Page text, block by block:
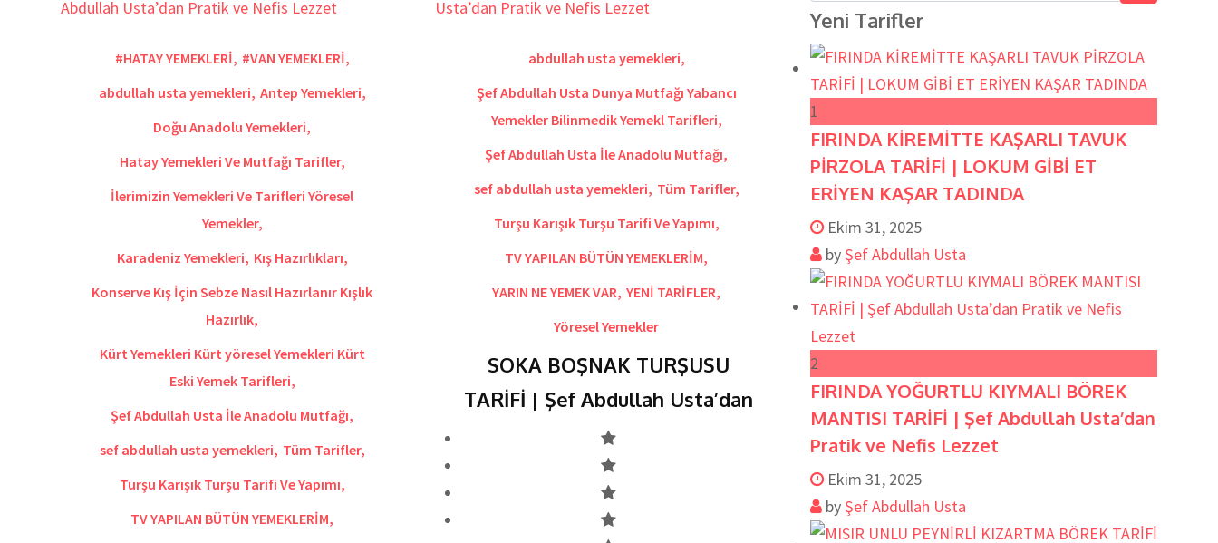
#HATAY YEMEKLERİ, #VAN YEMEKLERİ,
abdullah usta yemekleri, Antep Yemekleri,
Doğu Anadolu Yemekleri,
Hatay Yemekleri Ve Mutfağı Tarifler,
İlerimizin Yemekleri Ve Tarifleri Yöresel
Yemekler,
Karadeniz Yemekleri, Kış Hazırlıkları,
Konserve Kış İçin Sebze Nasıl Hazırlanır Kışlık
Hazırlık,
Kürt Yemekleri Kürt yöresel Yemekleri Kürt
Eski Yemek Tarifleri,
Şef Abdullah Usta İle Anadolu Mutfağı,
sef abdullah usta yemekleri, Tüm Tarifler,
Turşu Karışık Turşu Tarifi Ve Yapımı,
TV YAPILAN BÜTÜN YEMEKLERİM,
abdullah usta yemekleri,
Şef Abdullah Usta Dunya Mutfağı Yabancı
Yemekler Bilinmedik Yemekl Tarifleri,
Şef Abdullah Usta İle Anadolu Mutfağı,
sef abdullah usta yemekleri, Tüm Tarifler,
Turşu Karışık Turşu Tarifi Ve Yapımı,
TV YAPILAN BÜTÜN YEMEKLERİM,
YARIN NE YEMEK VAR, YENİ TARİFLER,
Yöresel Yemekler
SOKA BOŞNAK TURŞUSU
TARİFİ | Şef Abdullah Usta’dan
Yeni Tarifler
1
FIRINDA KİREMİTTE KAŞARLI TAVUK
PİRZOLA TARİFİ | LOKUM GİBİ ET
ERİYEN KAŞAR TADINDA
Ekim 31, 2025
by Şef Abdullah Usta
2
FIRINDA YOĞURTLU KIYMALI BÖREK
MANTISI TARİFİ | Şef Abdullah Usta’dan
Pratik ve Nefis Lezzet
Ekim 31, 2025
by Şef Abdullah Usta